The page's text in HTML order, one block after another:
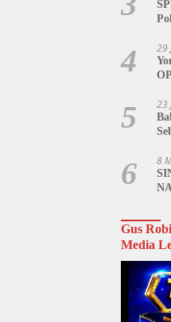
4 29
5 23
6 8
Gus
Media